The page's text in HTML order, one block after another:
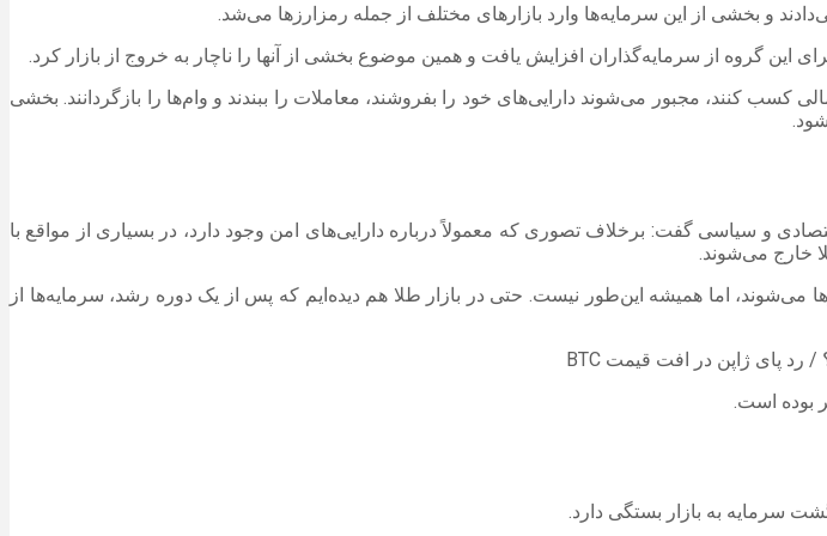
و بخشی از این سرمایه‌ها وارد بازارهای مختلف از جمله رمزارزها می‌شد.
این گروه از سرمایه‌گذاران افزایش یافت و همین موضوع بخشی از آنها را ناچار به خروج از بازار کرد.
کسب کنند، مجبور می‌شوند دارایی‌های خود را بفروشند، معاملات را ببندند و وام‌ها را بازگردانند. بخشی
و سیاسی گفت: برخلاف تصوری که معمولاً درباره دارایی‌های امن وجود دارد، در بسیاری از مواقع با
خارج می‌شوند.
اما همیشه این‌طور نیست. حتی در بازار طلا هم دیده‌ایم که پس از یک دوره رشد، سرمایه‌ها از
بوده است.
سرمایه به بازار بستگی دارد.